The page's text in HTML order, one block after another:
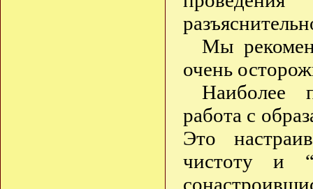
Мы
очень
Наиболее
работа с
Это
чистоту и